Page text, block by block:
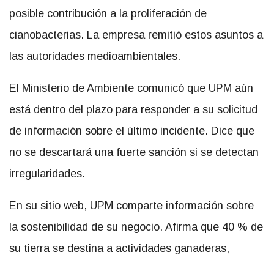
posible contribución a la proliferación de
cianobacterias. La empresa remitió estos asuntos a
las autoridades medioambientales.
El Ministerio de Ambiente comunicó que UPM aún
está dentro del plazo para responder a su solicitud
de información sobre el último incidente. Dice que
no se descartará una fuerte sanción si se detectan
irregularidades.
En su sitio web, UPM comparte información sobre
la sostenibilidad de su negocio. Afirma que 40 % de
su tierra se destina a actividades ganaderas,